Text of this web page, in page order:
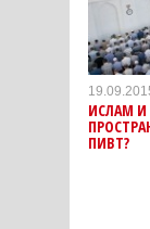
ИСЛАМ И
ПИВТ?